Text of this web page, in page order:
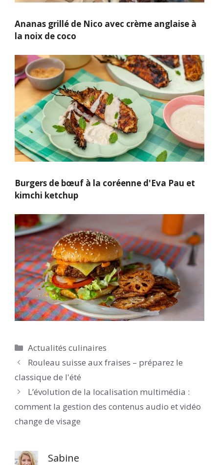
Ananas grillé de Nico avec crème anglaise à
la noix de coco
Burgers de bœuf à la coréenne d'Eva Pau et
kimchi ketchup
Catégories
Actualités culinaires
Rouleau suisse aux fraises – préparez le
classique de l'été
L’évolution de la localisation multimédia :
comment la gestion des contenus audio et vidéo
change de visage
Sabine